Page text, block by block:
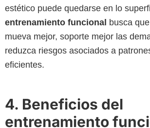
estético puede quedarse en lo
entrenamiento funcional busca
mueva mejor, soporte mejor las
reduzca riesgos asociados a
eficientes.
4. Beneficios del
entrenamiento